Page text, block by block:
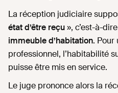
La réception judiciaire
état d’être reçu», c’est-à-dire
immeuble d’habitation. Pour
professionnel, l’habitabilité
puisse être mis en service.
Le juge prononce alors la